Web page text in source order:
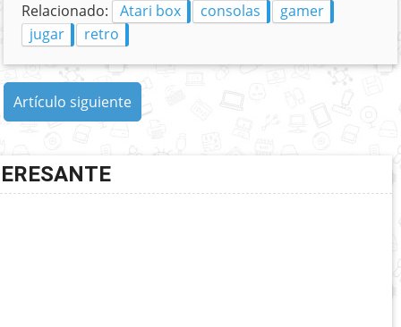
Relacionado: Atari box consolas
gamer
jugar
retro
Artículo siguiente